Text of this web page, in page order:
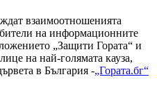
взаимоотношенията
на информационните
„Защити Гората“ и
на най-голямата кауза,
в България -„Гората.бг“